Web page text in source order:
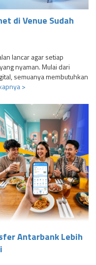
di Venue Sudah
lancar agar setiap
nyaman. Mulai dari
semuanya membutuhkan
>
Antarbank Lebih